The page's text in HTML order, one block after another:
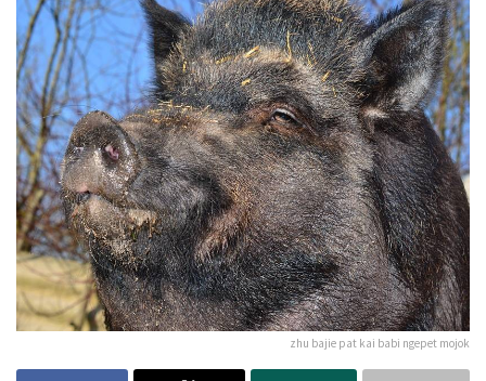
zhu bajie pat kai babi ngepet mojok